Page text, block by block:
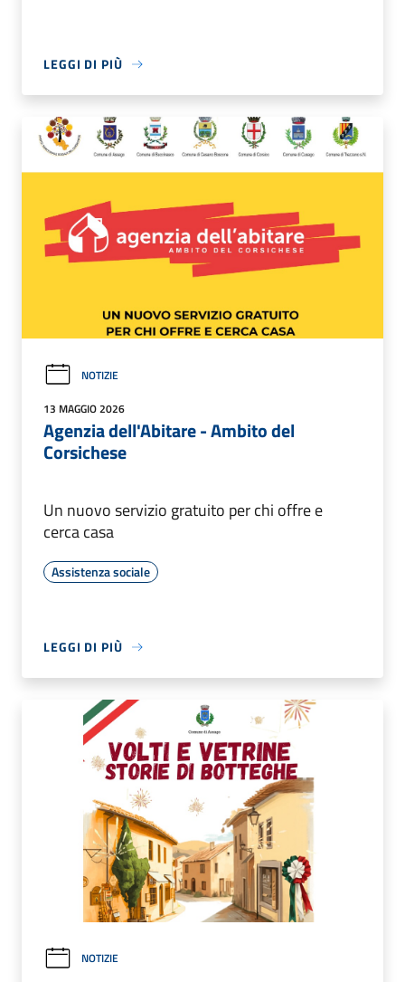
LEGGI DI PIÙ
NOTIZIE
13 MAGGIO 2026
Agenzia dell'Abitare - Ambito del
Corsichese
Un nuovo servizio gratuito per chi offre e
cerca casa
Assistenza sociale
LEGGI DI PIÙ
NOTIZIE